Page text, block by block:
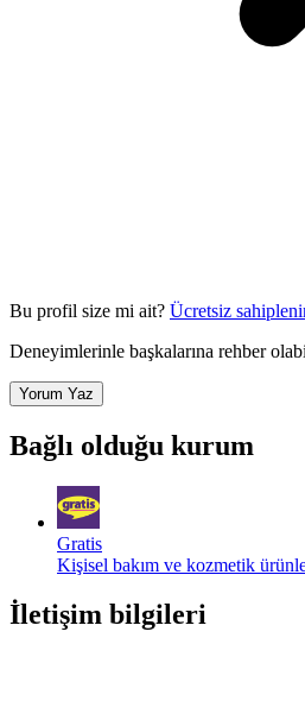
Bu profil size mi ait? Ücretsiz
Deneyimlerinle başkalarına rehber
Yorum Yaz
Bağlı olduğu kurum
Gratis
Kişisel bakım ve kozmetik
İletişim bilgileri